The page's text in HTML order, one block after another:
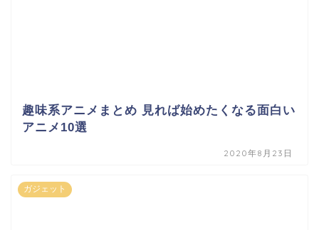
趣味系アニメまとめ 見れば始めたくなる面白い
アニメ10選
2020年8月23日
ガジェット